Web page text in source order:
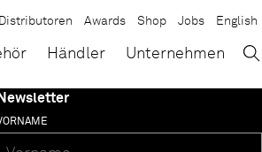
Händler Unternehmen
Distributoren Awards Shop Jobs English
Newsletter
→ ×